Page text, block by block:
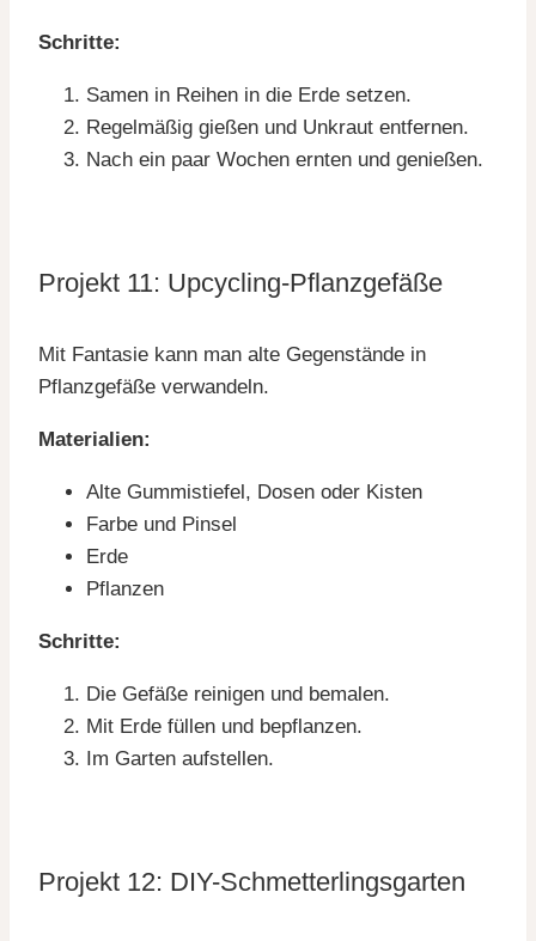
Schritte:
Samen in Reihen in die Erde setzen.
Regelmäßig gießen und Unkraut entfernen.
Nach ein paar Wochen ernten und genießen.
Projekt 11: Upcycling-Pflanzgefäße
Mit Fantasie kann man alte Gegenstände in
Pflanzgefäße verwandeln.
Materialien:
Alte Gummistiefel, Dosen oder Kisten
Farbe und Pinsel
Erde
Pflanzen
Schritte:
Die Gefäße reinigen und bemalen.
Mit Erde füllen und bepflanzen.
Im Garten aufstellen.
Projekt 12: DIY-Schmetterlingsgarten